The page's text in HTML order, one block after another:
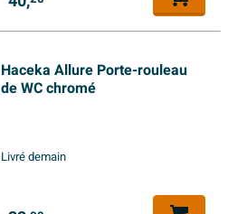
Haceka Allure Porte-rouleau
de WC chromé
Livré demain